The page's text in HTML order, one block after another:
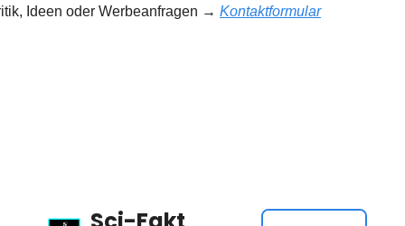
Ideen oder Werbeanfragen → Kontaktformular